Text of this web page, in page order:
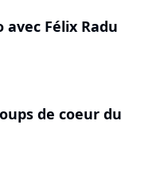
Félix Radu
de coeur du